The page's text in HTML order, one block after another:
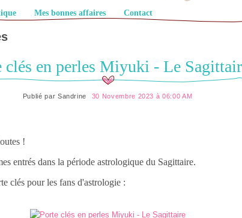
Mes bonnes affaires Contact
clés en perles Miyuki - Le
Publié par Sandrine 30 Novembre 2023 à 06:00 AM
!
entrés dans la période astrologique du Sagittaire.
clés pour les fans d'astrologie :